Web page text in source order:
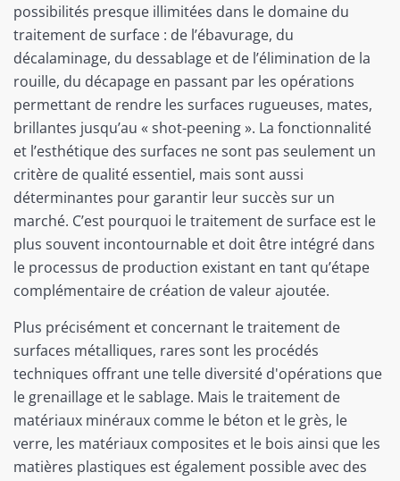
possibilités presque illimitées dans le domaine du
traitement de surface : de l’ébavurage, du
décalaminage, du dessablage et de l’élimination de la
rouille, du décapage en passant par les opérations
permettant de rendre les surfaces rugueuses, mates,
brillantes jusqu’au « shot-peening ». La fonctionnalité
et l’esthétique des surfaces ne sont pas seulement un
critère de qualité essentiel, mais sont aussi
déterminantes pour garantir leur succès sur un
marché. C’est pourquoi le traitement de surface est le
plus souvent incontournable et doit être intégré dans
le processus de production existant en tant qu’étape
complémentaire de création de valeur ajoutée.
Plus précisément et concernant le traitement de
surfaces métalliques, rares sont les procédés
techniques offrant une telle diversité d'opérations que
le grenaillage et le sablage. Mais le traitement de
matériaux minéraux comme le béton et le grès, le
verre, les matériaux composites et le bois ainsi que les
matières plastiques est également possible avec des